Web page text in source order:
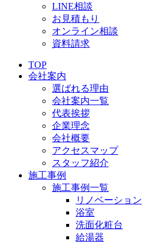
LINE相談
お見積もり
オンライン相談
資料請求
TOP
会社案内
選ばれる理由
会社案内一覧
代表挨拶
企業理念
会社概要
アクセスマップ
スタッフ紹介
施工事例
施工事例一覧
リノベーション
浴室
洗面化粧台
給湯器